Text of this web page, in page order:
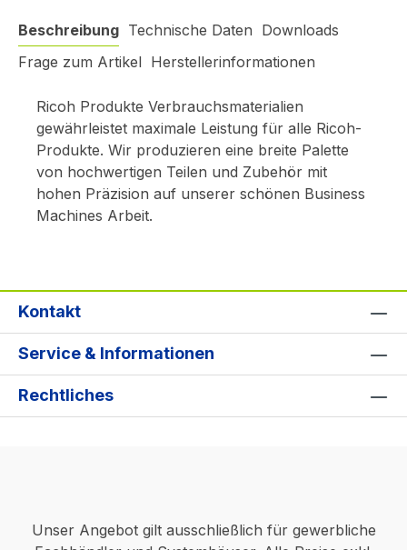
Beschreibung Technische Daten Downloads
Frage zum Artikel Herstellerinformationen
Ricoh Produkte Verbrauchsmaterialien
gewährleistet maximale Leistung für alle Ricoh-
Produkte. Wir produzieren eine breite Palette
von hochwertigen Teilen und Zubehör mit
hohen Präzision auf unserer schönen Business
Machines Arbeit.
Kontakt
Service & Informationen
Rechtliches
Unser Angebot gilt ausschließlich für gewerbliche